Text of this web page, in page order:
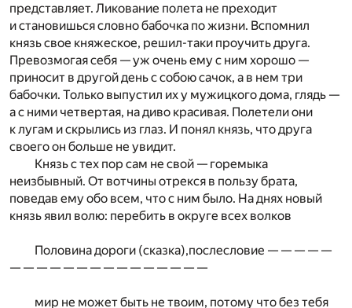
представляет. Ликование полета не преходит
и становишься словно бабочка по жизни. Вспомнил
князь свое княжеское, решил-таки проучить друга.
Превозмогая себя — уж очень ему с ним хорошо —
приносит в другой день с собою сачок, а в нем три
бабочки. Только выпустил их у мужицкого дома, глядь —
а с ними четвертая, на диво красивая. Полетели они
к лугам и скрылись из глаз. И понял князь, что друга
своего он больше не увидит.
Князь с тех пор сам не свой — горемыка
неизбывный. От вотчины отрекся в пользу брата,
поведав ему обо всем, что с ним было. На днях новый
князь явил волю: перебить в округе всех волков
Половина дороги (сказка),послесловие — — — — —
— — — — — — — — — — — — — — —
мир не может быть не твоим, потому что без тебя